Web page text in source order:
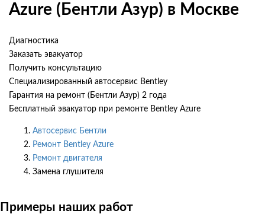
Azure (Бентли Азур) в Москве
Диагностика
Заказать эвакуатор
Получить консультацию
Специализированный автосервис Bentley
Гарантия на ремонт (Бентли Азур) 2 года
Бесплатный эвакуатор при ремонте Bentley Azure
Автосервис Бентли
Ремонт Bentley Azure
Ремонт двигателя
Замена глушителя
Примеры наших работ